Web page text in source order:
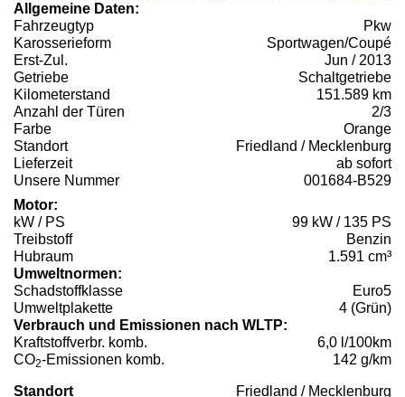
Allgemeine Daten:
Fahrzeugtyp
Pkw
Karosserieform
Sportwagen/Coupé
Erst-Zul.
Jun / 2013
Getriebe
Schaltgetriebe
Kilometerstand
151.589 km
Anzahl der Türen
2/3
Farbe
Orange
Standort
Friedland / Mecklenburg
Lieferzeit
ab sofort
Unsere Nummer
001684-B529
Motor:
kW / PS
99 kW / 135 PS
Treibstoff
Benzin
Hubraum
1.591 cm³
Umweltnormen:
Schadstoffklasse
Euro5
Umweltplakette
4 (Grün)
Verbrauch und Emissionen nach WLTP:
Kraftstoffverbr. komb.
6,0 l/100km
CO2-Emissionen komb. 142 g/km
Standort Friedland / Mecklenburg